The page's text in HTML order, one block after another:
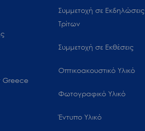
Greece
Συμμετοχή σε Εκδηλώσεις
Τρίτων
Συμμετοχή σε Εκθέσεις
Οπτικοακουστικό Υλικό
Φωτογραφικό Υλικό
Έντυπο Υλικό